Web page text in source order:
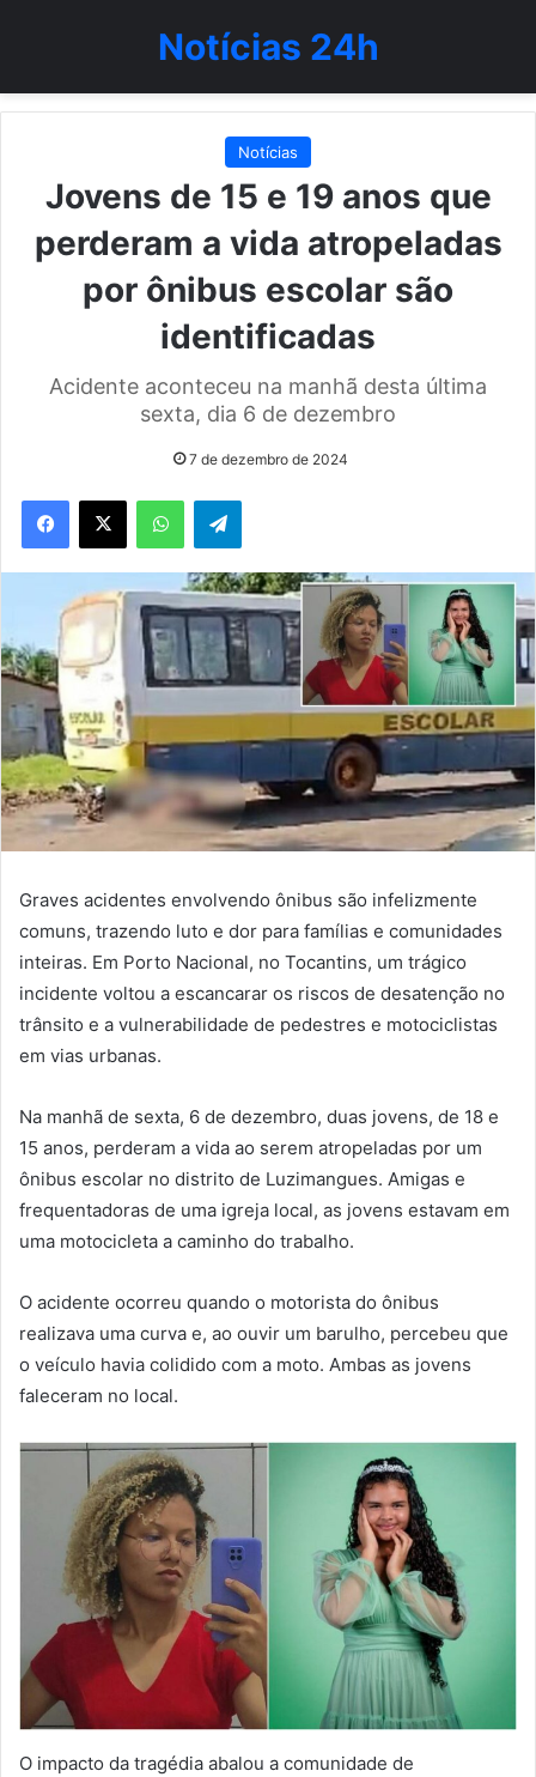
Notícias 24h
Notícias
Jovens de 15 e 19 anos que
perderam a vida atropeladas
por ônibus escolar são
identificadas
Acidente aconteceu na manhã desta última
sexta, dia 6 de dezembro
7 de dezembro de 2024
WhatsAppTelegram
Graves acidentes envolvendo ônibus são infelizmente
comuns, trazendo luto e dor para famílias e comunidades
inteiras. Em Porto Nacional, no Tocantins, um trágico
incidente voltou a escancarar os riscos de desatenção no
trânsito e a vulnerabilidade de pedestres e motociclistas
em vias urbanas.
Na manhã de sexta, 6 de dezembro, duas jovens, de 18 e
15 anos, perderam a vida ao serem atropeladas por um
ônibus escolar no distrito de Luzimangues. Amigas e
frequentadoras de uma igreja local, as jovens estavam em
uma motocicleta a caminho do trabalho.
O acidente ocorreu quando o motorista do ônibus
realizava uma curva e, ao ouvir um barulho, percebeu que
o veículo havia colidido com a moto. Ambas as jovens
faleceram no local.
O impacto da tragédia abalou a comunidade de